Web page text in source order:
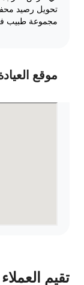
تحويل رصيد
مجموعة طبيب في
موقع العيادة
العملاء